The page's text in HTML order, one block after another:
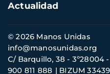
Actualidad
Información
de
contacto
© 2026 Manos Unidas
C/ Barquillo, 38 - 3º28004
900 811 888
BIZUM 33439
info@manosunidas.org